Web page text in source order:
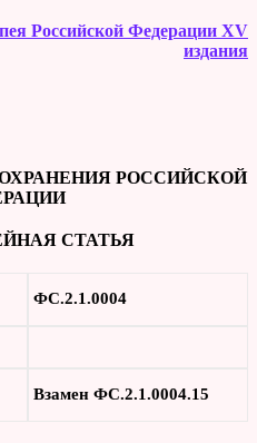
Российской Федерации XV
издания
РОССИЙСКОЙ
СТАТЬЯ
ФС.2.1.0004
Взамен ФС.2.1.0004.15